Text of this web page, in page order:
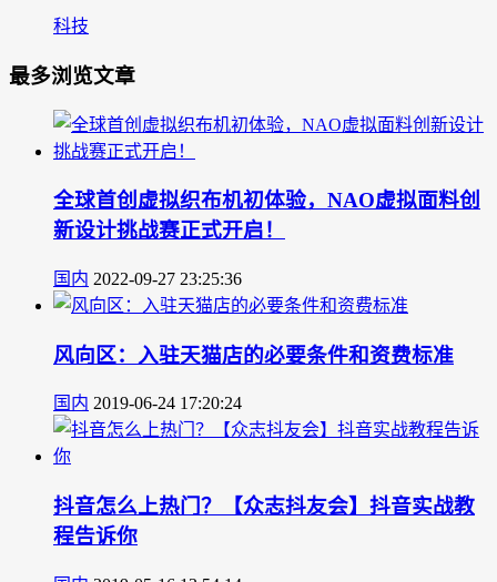
科技
最多浏览文章
全球首创虚拟织布机初体验，NAO虚拟面料创
新设计挑战赛正式开启！
国内 2022-09-27 23:25:36
风向区：入驻天猫店的必要条件和资费标准
国内 2019-06-24 17:20:24
抖音怎么上热门？【众志抖友会】抖音实战教
程告诉你